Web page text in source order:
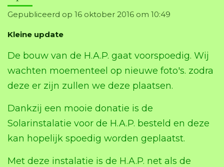
Gepubliceerd op 16 oktober 2016 om 10:49
Kleine update
De bouw van de H.A.P. gaat voorspoedig. Wij
wachten moementeel op nieuwe foto's. zodra
deze er zijn zullen we deze plaatsen.
Dankzij een mooie donatie is de
Solarinstalatie voor de H.A.P. besteld en deze
kan hopelijk spoedig worden geplaatst.
Met deze instalatie is de H.A.P. net als de